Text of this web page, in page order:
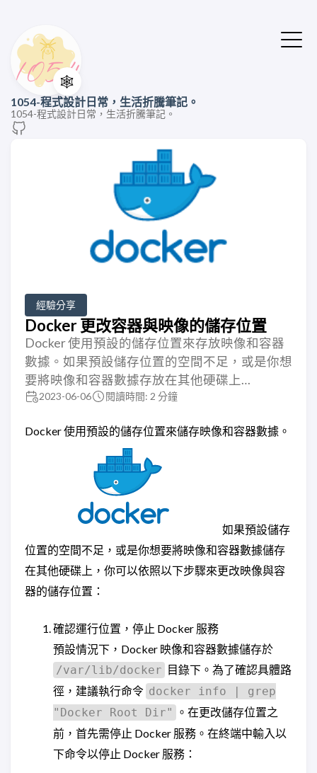
🕸️
1054-程式設計日常，生活折騰筆記。
1054-程式設計日常，生活折騰筆記。
經驗分享
Docker 更改容器與映像的儲存位置
Docker 使用預設的儲存位置來存放映像和容器
數據。如果預設儲存位置的空間不足，或是你想
要將映像和容器數據存放在其他硬碟上…
2023-06-06 閱讀時間: 2 分鐘
Docker 使用預設的儲存位置來儲存映像和容器數據。
如果預設儲存
位置的空間不足，或是你想要將映像和容器數據儲存
在其他硬碟上，你可以依照以下步驟來更改映像與容
器的儲存位置：
確認運行位置，停止 Docker 服務
預設情況下，Docker 映像和容器數據儲存於
/var/lib/docker 目錄下。為了確認具體路
徑，建議執行命令 docker info | grep
"Docker Root Dir"
。在更改儲存位置之
前，首先需停止 Docker 服務。在終端中輸入以
下命令以停止 Docker 服務：